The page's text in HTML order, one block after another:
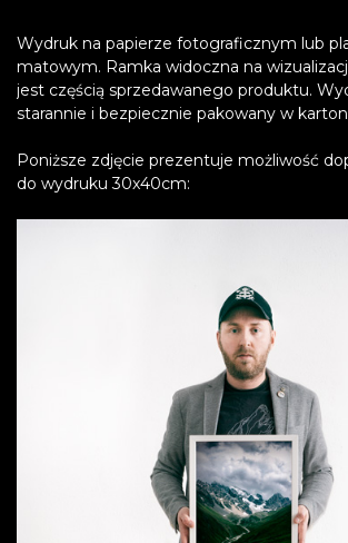
Wydruk na papierze fotograficznym lub
matowym. Ramka widoczna na
jest częścią sprzedawanego produktu.
starannie i bezpiecznie pakowany w
Poniższe zdjęcie prezentuje możliwość
do wydruku 30x40cm: